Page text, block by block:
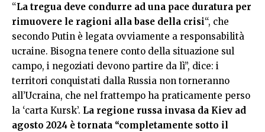
“La tregua deve condurre ad una pace duratura per
rimuovere le ragioni alla base della crisi“, che
secondo Putin è legata ovviamente a responsabilità
ucraine. Bisogna tenere conto della situazione sul
campo, i negoziati devono partire da lì”, dice: i
territori conquistati dalla Russia non torneranno
all’Ucraina, che nel frattempo ha praticamente perso
la ‘carta Kursk’. La regione russa invasa da Kiev ad
agosto 2024 è tornata “completamente sotto il